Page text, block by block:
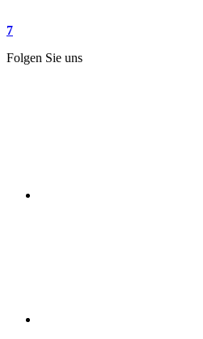
7
Folgen Sie uns